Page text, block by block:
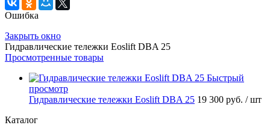
Ошибка
Закрыть окно
Гидравлические тележки Eoslift DBA 25
Просмотренные товары
Быстрый
просмотр
Гидравлические тележки Eoslift DBA 25 19 300 руб. / шт
Каталог